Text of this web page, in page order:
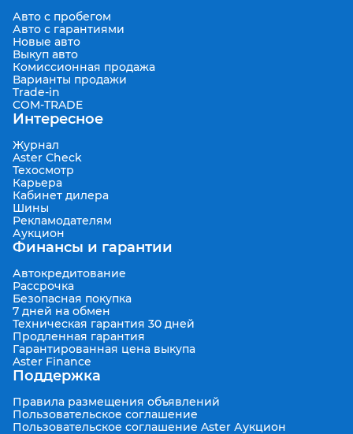
Авто с пробегом
Авто с гарантиями
Новые авто
Выкуп авто
Комиссионная продажа
Варианты продажи
Trade-in
COM-TRADE
Интересное
Журнал
Aster Check
Техосмотр
Карьера
Кабинет дилера
Шины
Рекламодателям
Аукцион
Финансы и гарантии
Автокредитование
Рассрочка
Безопасная покупка
7 дней на обмен
Техническая гарантия 30 дней
Продленная гарантия
Гарантированная цена выкупа
Aster Finance
Поддержка
Правила размещения объявлений
Пользовательское соглашение
Пользовательское соглашение Aster Аукцион